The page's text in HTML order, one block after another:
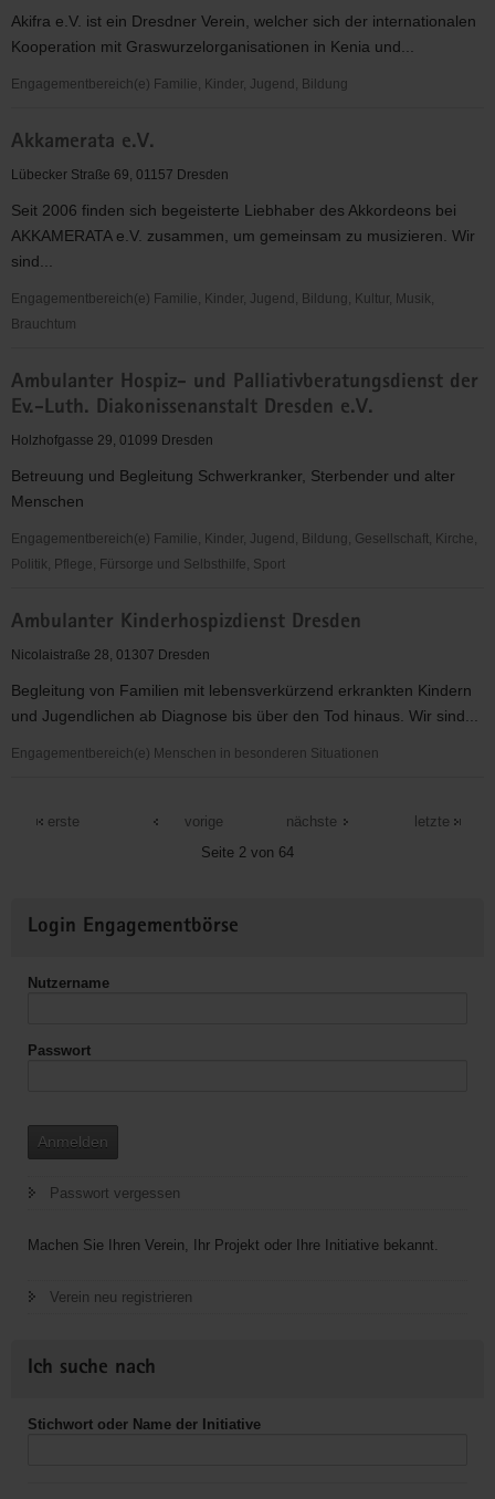
Akifra e.V. ist ein Dresdner Verein, welcher sich der internationalen
Kooperation mit Graswurzelorganisationen in Kenia und...
Engagementbereich(e) Familie, Kinder, Jugend, Bildung
e.V.
-
für
Kinder-
und
Frauenrechte
Akkamerata e.V.
Lübecker Straße 69, 01157 Dresden
Seit 2006 finden sich begeisterte Liebhaber des Akkordeons bei
AKKAMERATA e.V. zusammen, um gemeinsam zu musizieren. Wir
sind...
Engagementbereich(e) Familie, Kinder, Jugend, Bildung, Kultur, Musik,
Brauchtum
e.V.
Ambulanter Hospiz- und Palliativberatungsdienst der
Ev.-Luth. Diakonissenanstalt Dresden e.V.
Holzhofgasse 29, 01099 Dresden
Betreuung und Begleitung Schwerkranker, Sterbender und alter
Menschen
Engagementbereich(e) Familie, Kinder, Jugend, Bildung, Gesellschaft, Kirche,
Politik, Pflege, Fürsorge und Selbsthilfe, Sport
Hospiz-
und
der
Ev.-
Luth.
Ambulanter Kinderhospizdienst Dresden
Nicolaistraße 28, 01307 Dresden
Begleitung von Familien mit lebensverkürzend erkrankten Kindern
und Jugendlichen ab Diagnose bis über den Tod hinaus. Wir sind...
Engagementbereich(e) Menschen in besonderen Situationen
Kinderhospizdienst
erste
vorige
Seite 2 von 64
nächste letzte
Informationen
Login Engagementbörse
Nutzername
Passwort
Anmelden
Passwort vergessen
Machen Sie Ihren Verein, Ihr Projekt oder Ihre Initiative bekannt.
Verein neu registrieren
Ich suche nach
Stichwort oder Name der Initiative